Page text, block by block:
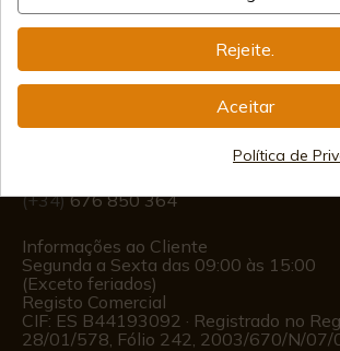
info@aceros-de-hispania.com
(+34)676 850 364
Informações ao Cliente
Segunda a Sexta das 09:00 às 15:00
(Exceto feriados)
Registo Comercial
CIF: ES B44193092 · Registrado no
28/01/578, Fólio 242, 2003/670/N/07/
Rejeite.
Aceitar
Política de